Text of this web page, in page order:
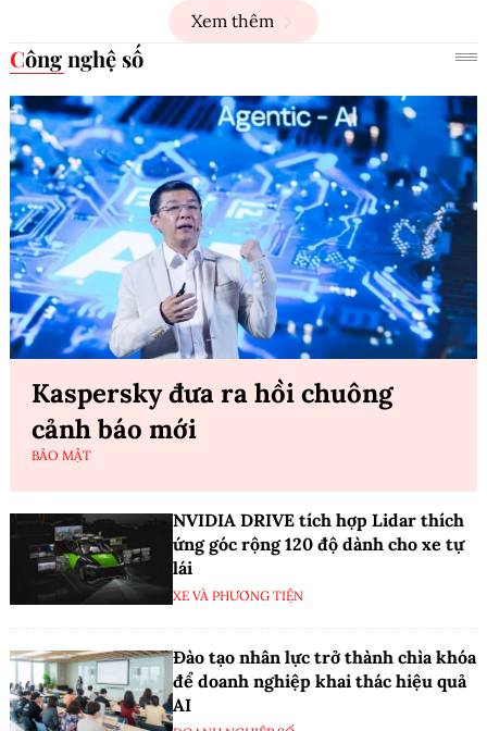
Xem thêm
Công nghệ số
Kaspersky đưa ra hồi chuông
cảnh báo mới
BẢO MẬT
NVIDIA DRIVE tích hợp Lidar thích
ứng góc rộng 120 độ dành cho xe tự
lái
XE VÀ PHƯƠNG TIỆN
Đào tạo nhân lực trở thành chìa khóa
để doanh nghiệp khai thác hiệu quả
AI